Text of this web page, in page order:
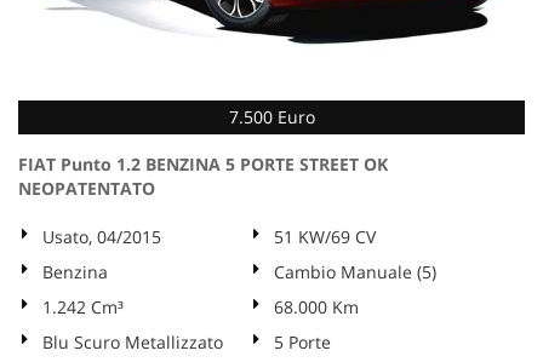
7.500 Euro
FIAT Punto 1.2 BENZINA 5 PORTE STREET OK
NEOPATENTATO
Usato, 04/2015
51 KW/69 CV
Benzina
Cambio Manuale (5)
1.242 Cm³
68.000 Km
Blu Scuro Metallizzato
5 Porte